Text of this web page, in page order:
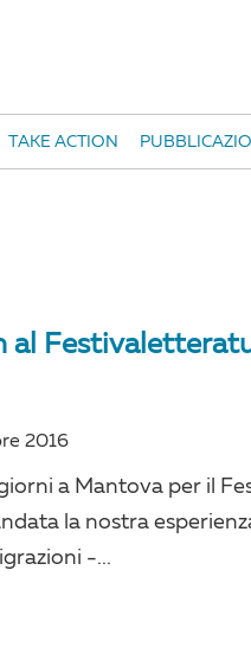
TAKE ACTION
2016
a Mantova per il
la nostra
-...